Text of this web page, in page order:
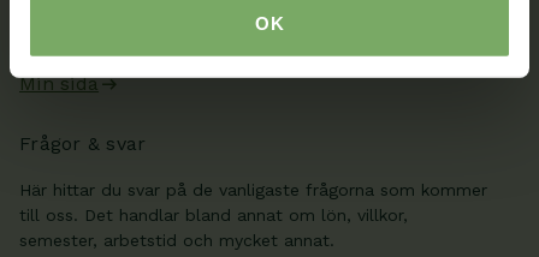
OK
Min sida
Frågor & svar
Här hittar du svar på de vanligaste frågorna som kommer
till oss. Det handlar bland annat om lön, villkor,
semester, arbetstid och mycket annat.